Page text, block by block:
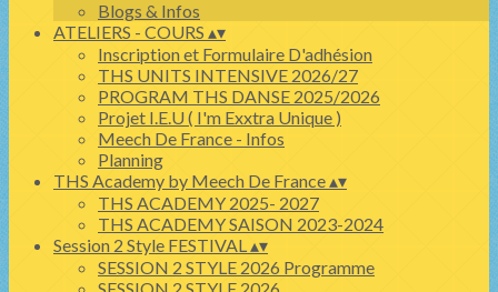
Blogs & Infos
ATELIERS - COURS ▴▾
Inscription et Formulaire D'adhésion
THS UNITS INTENSIVE 2026/27
PROGRAM THS DANSE 2025/2026
Projet I.E.U ( I'm Exxtra Unique )
Meech De France - Infos
Planning
THS Academy by Meech De France▴▾
THS ACADEMY 2025- 2027
THS ACADEMY SAISON 2023-2024
Session 2 Style FESTIVAL▴▾
SESSION 2 STYLE 2026 Programme